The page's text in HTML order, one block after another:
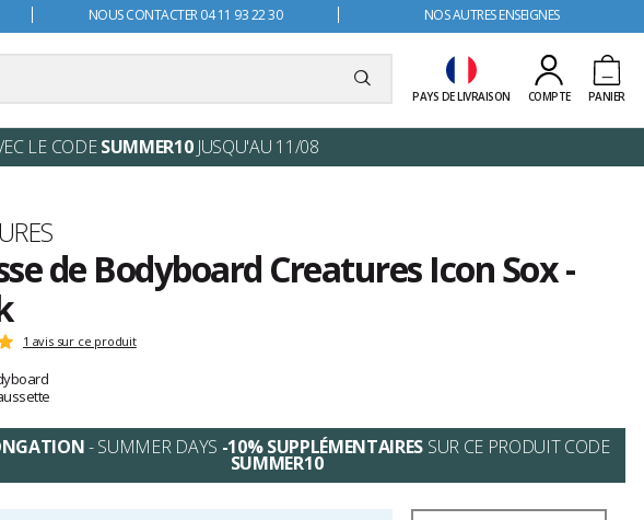
NOUS CONTACTER 04 11 93 22 30 NOS AUTRES ENSEIGNES
PAYS DE LIVRAISON COMPTE PANIER
LE CODESUMMER10JUSQU'AU 11/08
de Bodyboard Creatures Icon Sox -
1 avis sur ce produit
- SUMMER DAYS -10% SUPPLÉMENTAIRES SUR CE PRODUIT CODE
SUMMER10